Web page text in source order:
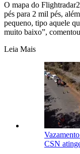
O mapa do
pés para 2 mil pés,
pequeno, tipo aquele
muito baixo”,
Leia Mais
CSN